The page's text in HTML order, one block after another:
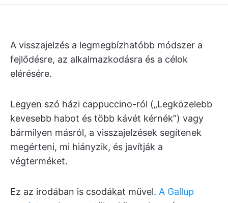
A visszajelzés a legmegbízhatóbb módszer a
fejlődésre, az alkalmazkodásra és a célok
elérésére.
Legyen szó házi cappuccino-ról („Legközelebb
kevesebb habot és több kávét kérnék”) vagy
bármilyen másról, a visszajelzések segítenek
megérteni, mi hiányzik, és javítják a
végterméket.
Ez az irodában is csodákat művel. A Gallup